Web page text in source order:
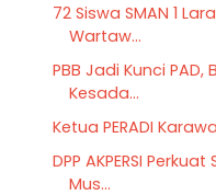
72 Siswa SMAN 1
Wartaw...
PBB Jadi Kunci
Kesada...
Ketua PERADI
DPP AKPERSI
Mus...